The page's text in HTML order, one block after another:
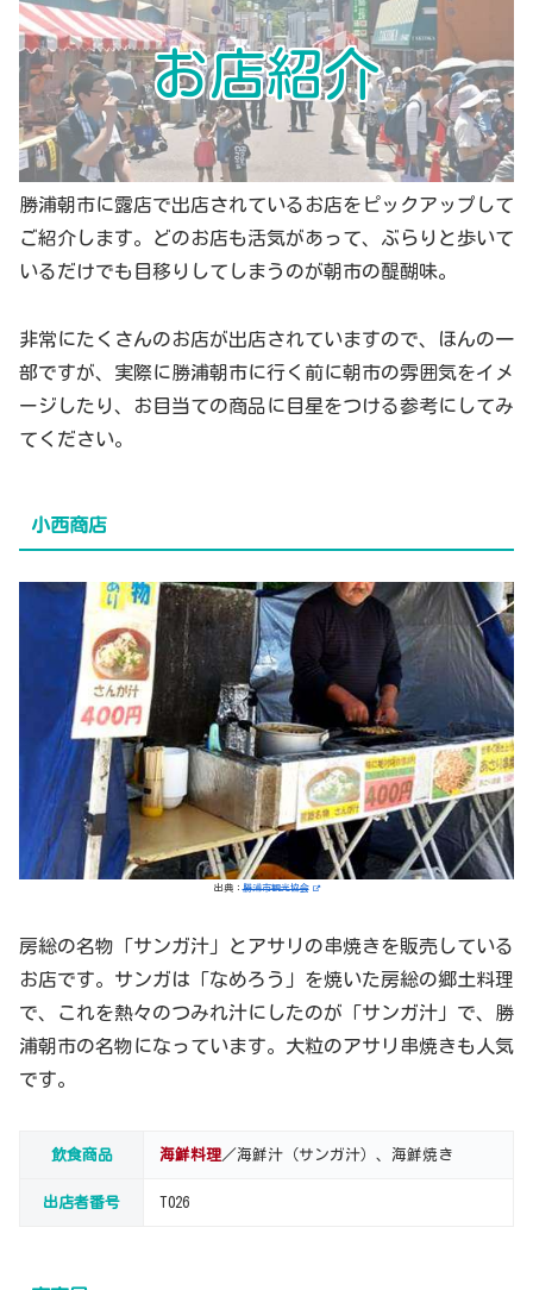
お店紹介
勝浦朝市に露店で出店されているお店をピックアップして
ご紹介します。どのお店も活気があって、ぶらりと歩いて
いるだけでも目移りしてしまうのが朝市の醍醐味。
非常にたくさんのお店が出店されていますので、ほんの一
部ですが、実際に勝浦朝市に行く前に朝市の雰囲気をイメ
ージしたり、お目当ての商品に目星をつける参考にしてみ
てください。
小西商店
出典： 勝浦市観光協会
房総の名物「サンガ汁」とアサリの串焼きを販売している
お店です。サンガは「なめろう」を焼いた房総の郷土料理
で、これを熱々のつみれ汁にしたのが「サンガ汁」で、勝
浦朝市の名物になっています。大粒のアサリ串焼きも人気
です。
飲食商品 海鮮料理／海鮮汁（サンガ汁）、海鮮焼き
出店者番号 T026